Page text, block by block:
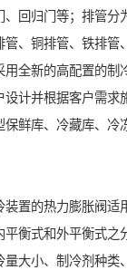
、回归门等；排管分
管、铜排管、铁排管
用全新的高配置的制
计并根据客户需求
保鲜库、冷藏库、冷
装置的热力膨胀阀适
平衡式和外平衡式之
量大小、制冷剂种类